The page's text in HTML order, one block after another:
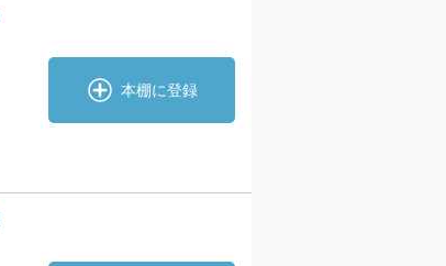
本棚に登録